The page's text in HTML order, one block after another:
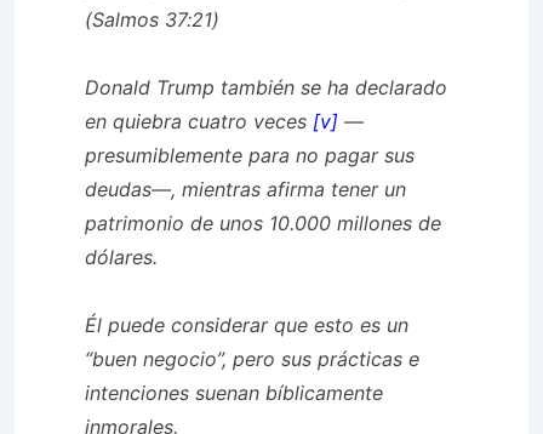
(Salmos 37:21)
Donald Trump también se ha declarado
en quiebra cuatro veces [v] —
presumiblemente para no pagar sus
deudas—, mientras afirma tener un
patrimonio de unos 10.000 millones de
dólares.
Él puede considerar que esto es un
“buen negocio”, pero sus prácticas e
intenciones suenan bíblicamente
inmorales.